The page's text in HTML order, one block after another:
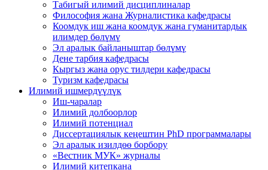
Табигый илимий дисциплиналар
Философия жана Журналистика кафедрасы
Коомдук иш жана коомдук жана гуманитардык
илимдер бөлүмү
Эл аралык байланыштар бөлүмү
Дене тарбия кафедрасы
Кыргыз жана орус тилдери кафедрасы
Туризм кафедрасы
Илимий ишмердүүлүк
Иш-чаралар
Илимий долбоорлор
Илимий потенциал
Диссертациялык кеңештин PhD программалары
Эл аралык изилдөө борбору
«Вестник МУК» журналы
Илимий китепкана